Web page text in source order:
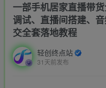
一部手机居家直播带
调试、直播间搭建、
交全套落地教程
轻创终点站
31天前发布